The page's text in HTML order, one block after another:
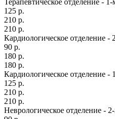
125 р.
210 р.
210 р.
Кардиологическое отделение -
90 р.
180 р.
180 р.
Кардиологическое отделение -
125 р.
210 р.
210 р.
Неврологическое отделение -